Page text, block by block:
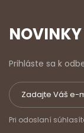
NOVINKY
Prihláste sa k
Pri odoslaní